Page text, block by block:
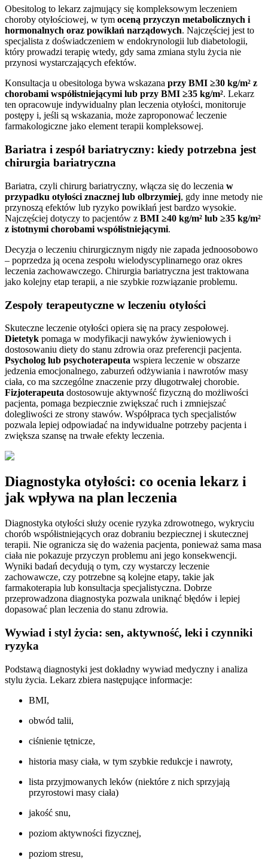
Obesitolog to lekarz zajmujący się kompleksowym leczeniem
choroby otyłościowej, w tym oceną przyczyn metabolicznych i
hormonalnych oraz powikłań narządowych. Najczęściej jest to
specjalista z doświadczeniem w endokrynologii lub diabetologii,
który prowadzi terapię wtedy, gdy sama zmiana stylu życia nie
przynosi wystarczających efektów.
Konsultacja u obesitologa bywa wskazana przy BMI ≥30 kg/m² z
chorobami współistniejącymi lub przy BMI ≥35 kg/m². Lekarz
ten opracowuje indywidualny plan leczenia otyłości, monitoruje
postępy i, jeśli są wskazania, może zaproponować leczenie
farmakologiczne jako element terapii kompleksowej.
Bariatra i zespół bariatryczny: kiedy potrzebna jest
chirurgia bariatryczna
Bariatra, czyli chirurg bariatryczny, włącza się do leczenia w
przypadku otyłości znacznej lub olbrzymiej, gdy inne metody nie
przynoszą efektów lub ryzyko powikłań jest bardzo wysokie.
Najczęściej dotyczy to pacjentów z BMI ≥40 kg/m² lub ≥35 kg/m²
z istotnymi chorobami współistniejącymi.
Decyzja o leczeniu chirurgicznym nigdy nie zapada jednoosobowo
– poprzedza ją ocena zespołu wielodyscyplinarnego oraz okres
leczenia zachowawczego. Chirurgia bariatryczna jest traktowana
jako kolejny etap terapii, a nie szybkie rozwiązanie problemu.
Zespoły terapeutyczne w leczeniu otyłości
Skuteczne leczenie otyłości opiera się na pracy zespołowej.
Dietetyk pomaga w modyfikacji nawyków żywieniowych i
dostosowaniu diety do stanu zdrowia oraz preferencji pacjenta.
Psycholog lub psychoterapeuta wspiera leczenie w obszarze
jedzenia emocjonalnego, zaburzeń odżywiania i nawrotów masy
ciała, co ma szczególne znaczenie przy długotrwałej chorobie.
Fizjoterapeuta dostosowuje aktywność fizyczną do możliwości
pacjenta, pomaga bezpiecznie zwiększać ruch i zmniejszać
dolegliwości ze strony stawów. Współpraca tych specjalistów
pozwala lepiej odpowiadać na indywidualne potrzeby pacjenta i
zwiększa szansę na trwałe efekty leczenia.
Diagnostyka otyłości: co ocenia lekarz i
jak wpływa na plan leczenia
Diagnostyka otyłości służy ocenie ryzyka zdrowotnego, wykryciu
chorób współistniejących oraz dobraniu bezpiecznej i skutecznej
terapii. Nie ogranicza się do ważenia pacjenta, ponieważ sama masa
ciała nie pokazuje przyczyn problemu ani jego konsekwencji.
Wyniki badań decydują o tym, czy wystarczy leczenie
zachowawcze, czy potrzebne są kolejne etapy, takie jak
farmakoterapia lub konsultacja specjalistyczna. Dobrze
przeprowadzona diagnostyka pozwala uniknąć błędów i lepiej
dopasować plan leczenia do stanu zdrowia.
Wywiad i styl życia: sen, aktywność, leki i czynniki
ryzyka
Podstawą diagnostyki jest dokładny wywiad medyczny i analiza
stylu życia. Lekarz zbiera następujące informacje:
BMI,
obwód talii,
ciśnienie tętnicze,
historia masy ciała, w tym szybkie redukcje i nawroty,
lista przyjmowanych leków (niektóre z nich sprzyjają
przyrostowi masy ciała)
jakość snu,
poziom aktywności fizycznej,
poziom stresu,